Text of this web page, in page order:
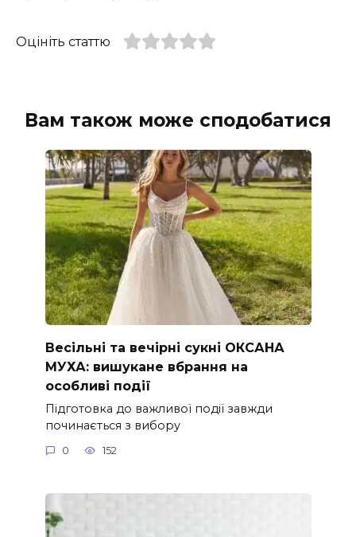
Оцініть статтю
Вам також може сподобатися
Весільні та вечірні сукні ОКСАНА
МУХА: вишукане вбрання на
особливі події
Підготовка до важливої події завжди
починається з вибору
0 152